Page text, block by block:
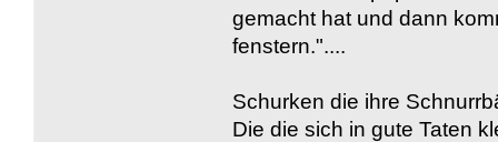
gemacht hat und dann
fenstern."....
Schurken die ihre
Die die sich in gute Taten